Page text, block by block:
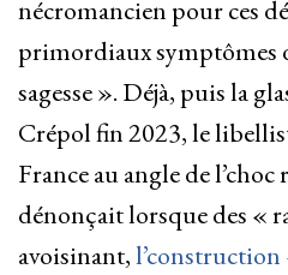
nécromancien pour ces
primordiaux symptômes
sagesse ». Déjà, puis la
Crépol fin 2023, le
France au angle de
dénonçait lorsque des «
avoisinant,